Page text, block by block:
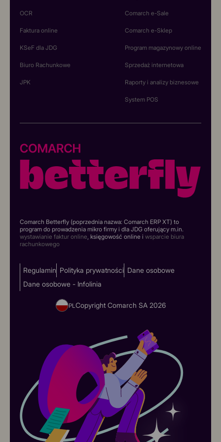
OCR
Faktura online
KSeF dla JDG
Biuro Rachunkowe
JPK
Comarch e-Sale
Comarch e-Sklep
Program magazynowy online
Sprzedaż internetowa
Raporty i analizy biznesowe
System POS
Comarch Betterfly (poprzednia nazwa: Comarch ERP XT) to
program do prowadzenia mikro firmy i dla JDG oferujący m.in.
wystawianie faktur online, księgowość online i wsparcie biura
rachunkowego
Regulamin Polityka prywatności Dane osobowe
Dane osobowe - Infolinia
PL Copyright Comarch SA 2026